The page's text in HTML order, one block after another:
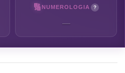
🔢NUMEROLOGIA ?
—